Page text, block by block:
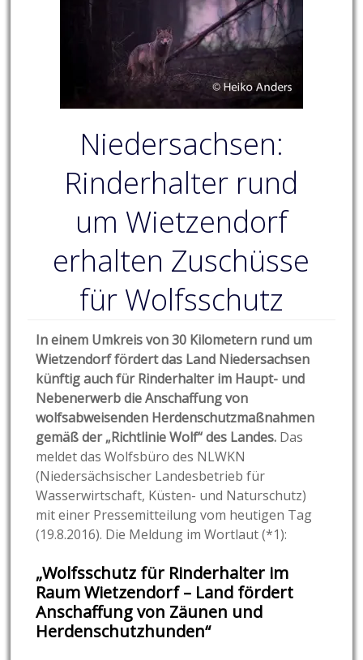
Niedersachsen:
Rinderhalter rund
um Wietzendorf
erhalten Zuschüsse
für Wolfsschutz
In einem Umkreis von 30 Kilometern rund um
Wietzendorf fördert das Land Niedersachsen
künftig auch für Rinderhalter im Haupt- und
Nebenerwerb die Anschaffung von
wolfsabweisenden Herdenschutzmaßnahmen
gemäß der „Richtlinie Wolf“ des Landes. Das
meldet das Wolfsbüro des NLWKN
(Niedersächsischer Landesbetrieb für
Wasserwirtschaft, Küsten- und Naturschutz)
mit einer Pressemitteilung vom heutigen Tag
(19.8.2016). Die Meldung im Wortlaut (*1):
„Wolfsschutz für Rinderhalter im
Raum Wietzendorf – Land fördert
Anschaffung von Zäunen und
Herdenschutzhunden“